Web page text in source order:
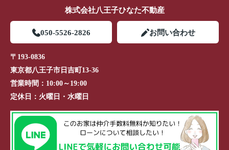
株式会社八王子ひなた不動産
050-5526-2826 お問い合わせ
〒193-0836
東京都八王子市日吉町13-36
営業時間： 10:00～19:00
定休日： 火曜日・水曜日